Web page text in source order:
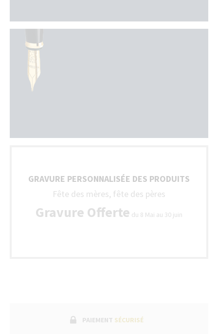
GRAVURE PERSONNALISÉE DES PRODUITS
Fête des mères, fête des pères
Gravure Offerte du 8 Mai au 30 juin
PAIEMENT SÉCURISÉ